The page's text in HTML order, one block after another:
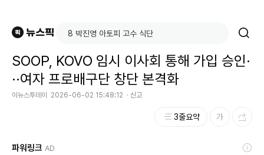
SOOP, KOVO 임시 이사회 통해 가입 승인·
··여자 프로배구단 창단 본격화
이뉴스투데이 2026-06-02 15:48:12 신고
3줄요약
파워링크 AD